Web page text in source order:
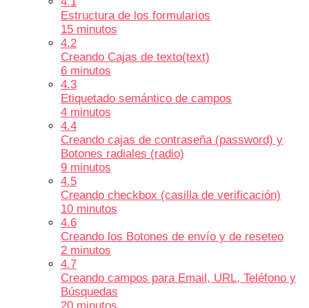
Estructura de los formularios
15 minutos
4.2
Creando Cajas de texto(text)
6 minutos
4.3
Etiquetado semántico de campos
4 minutos
4.4
Creando cajas de contraseña (password) y
Botones radiales (radio)
9 minutos
4.5
Creando checkbox (casilla de verificación)
10 minutos
4.6
Creando los Botones de envío y de reseteo
2 minutos
4.7
Creando campos para Email, URL, Teléfono y
Búsquedas